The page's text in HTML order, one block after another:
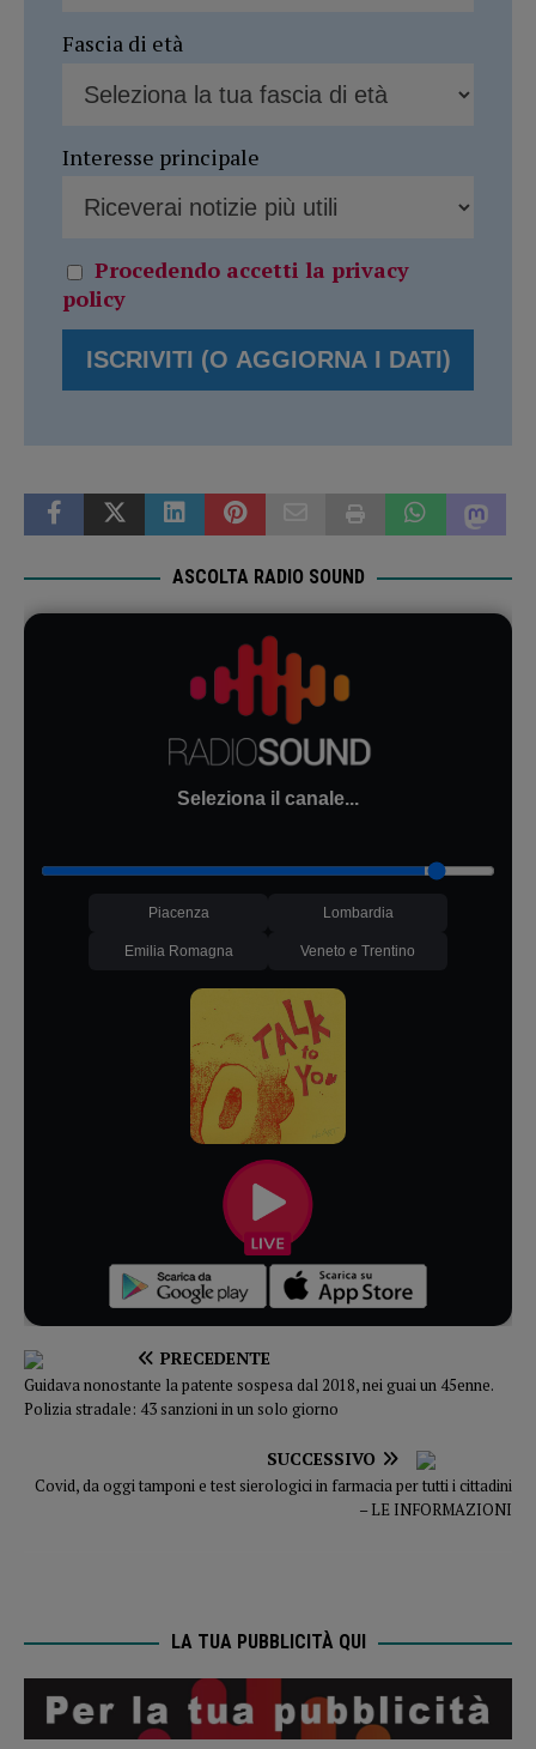
Fascia di età
Interesse principale
Procedendo accetti la privacy
policy
ASCOLTA RADIO SOUND
Seleziona il canale...
Piacenza Lombardia
Emilia Romagna Veneto e Trentino
PRECEDENTE
Guidava nonostante la patente sospesa dal 2018, nei guai un 45enne.
Polizia stradale: 43 sanzioni in un solo giorno
SUCCESSIVO
Covid, da oggi tamponi e test sierologici in farmacia per tutti i cittadini
– LE INFORMAZIONI
LA TUA PUBBLICITÀ QUI